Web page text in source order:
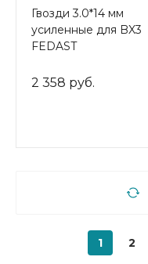
Гвозди 3.0*14 мм
усиленные для BX3
FEDAST
2 358 руб.
1 2